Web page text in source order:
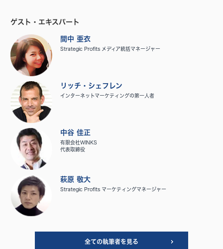
ゲスト・エキスパート
間中 亜衣
Strategic Profits メディア統括マネージャー
リッチ・シェフレン
インターネットマーケティングの第一人者
中谷 佳正
有限会社WINKS
代表取締役
萩原 敬大
Strategic Profits マーケティングマネージャー
全ての執筆者を見る